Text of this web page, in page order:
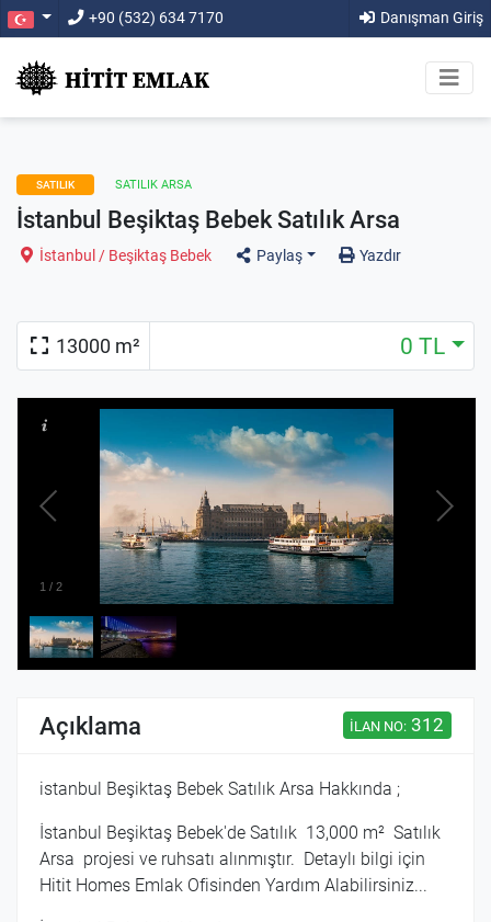
+90 (532) 634 7170 Danışman Giriş
SATILIK SATILIK ARSA
İstanbul Beşiktaş Bebek Satılık Arsa
İstanbul / Beşiktaş Bebek Paylaş Yazdır
13000 m² 0 TL
1 / 2
Açıklama İLAN NO: 312
istanbul Beşiktaş Bebek Satılık Arsa Hakkında ;
İstanbul Beşiktaş Bebek'de Satılık 13,000 m² Satılık
Arsa projesi ve ruhsatı alınmıştır. Detaylı bilgi için
Hitit Homes Emlak Ofisinden Yardım Alabilirsiniz...